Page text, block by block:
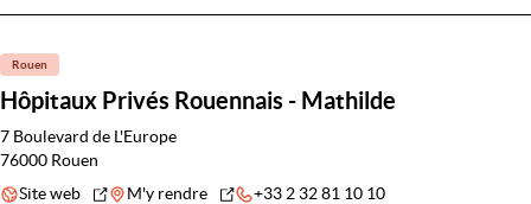
Rouen
Hôpitaux Privés Rouennais - Mathilde
7 Boulevard de L'Europe
76000 Rouen
Site web
M'y rendre +33 2 32 81 10 10